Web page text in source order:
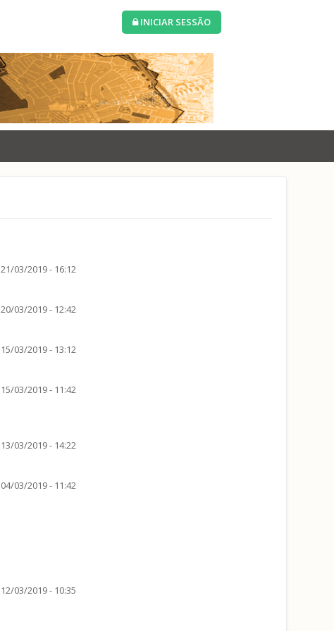
INICIAR SESSÃO
21/03/2019 - 16:12
20/03/2019 - 12:42
15/03/2019 - 13:12
15/03/2019 - 11:42
13/03/2019 - 14:22
04/03/2019 - 11:42
12/03/2019 - 10:35